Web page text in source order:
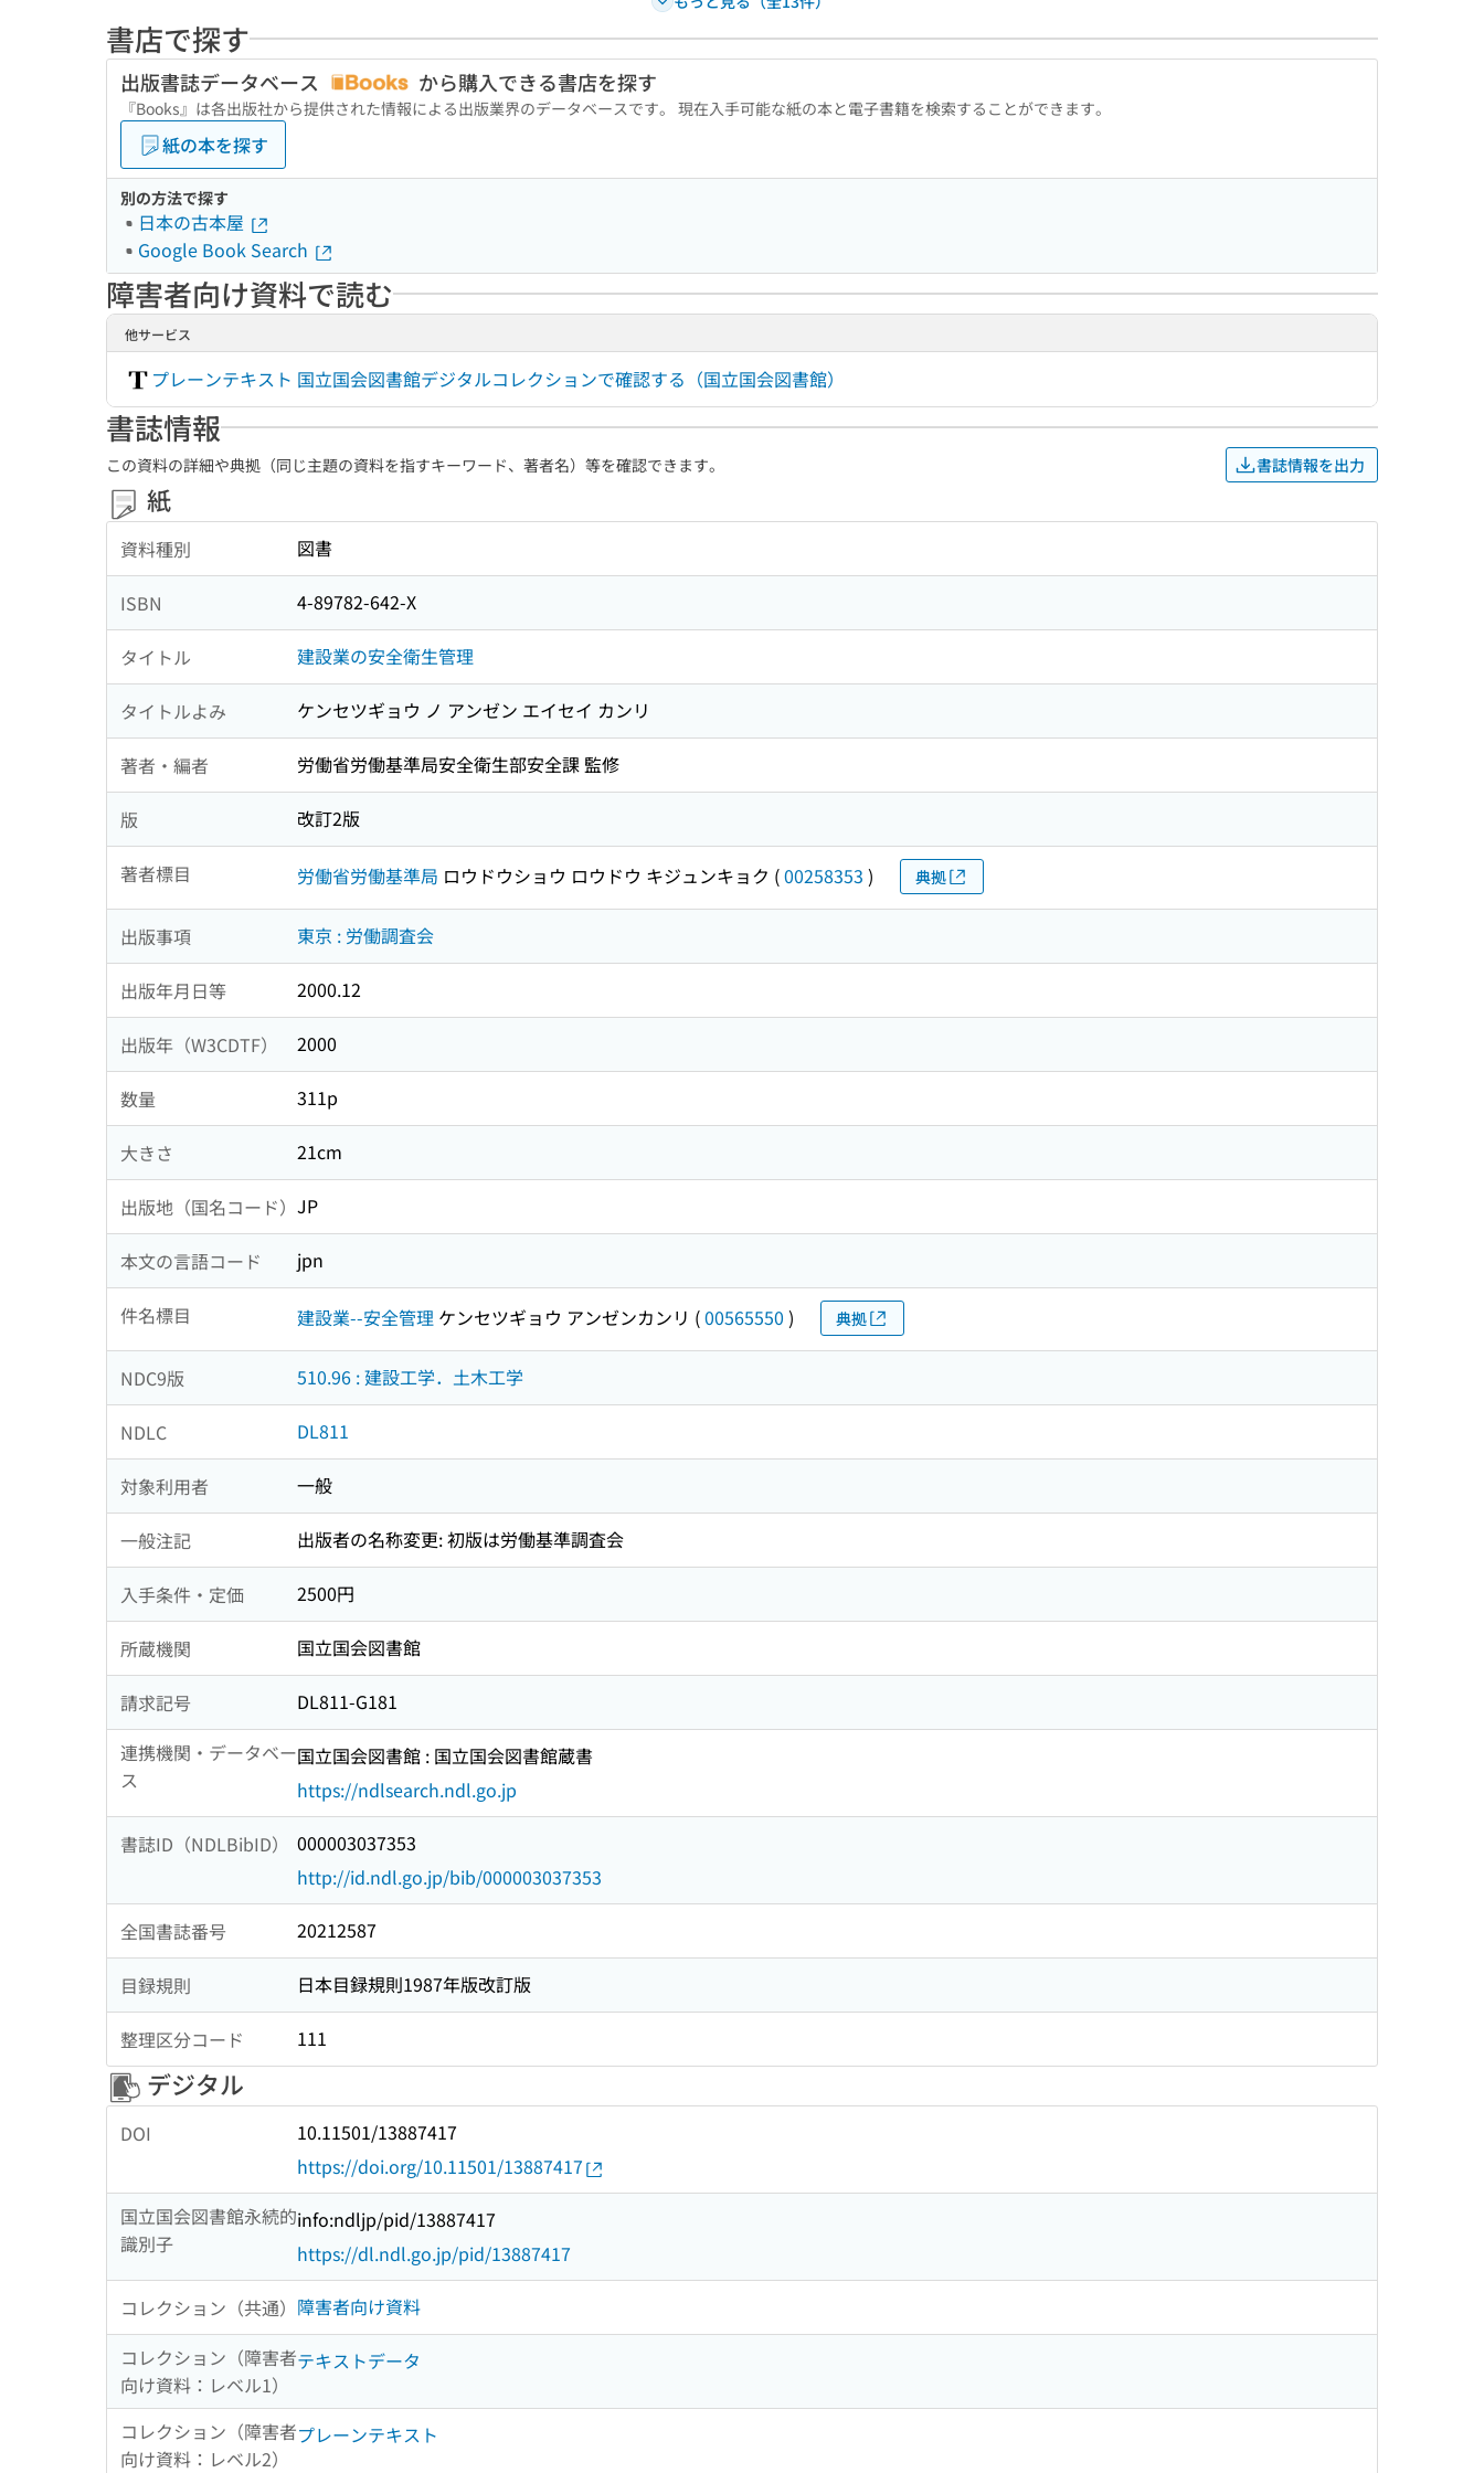
書店で探す
出版書誌データベース から購入できる書店を探す
『Books』は各出版社から提供された情報による出版業界のデータベースです。 現在入手可能な紙の本と電子書籍を検索することができます。
紙の本を探す
別の方法で探す
日本の古本屋
Google Book Search
障害者向け資料で読む
他サービス
プレーンテキスト 国立国会図書館デジタルコレクションで確認する（国立国会図書館）
書誌情報
この資料の詳細や典拠（同じ主題の資料を指すキーワード、著者名）等を確認できます。 書誌情報を出力
紙
資料種別 図書
ISBN 4-89782-642-X
タイトル 建設業の安全衛生管理
タイトルよみ ケンセツギョウ ノ アンゼン エイセイ カンリ
著者・編者 労働省労働基準局安全衛生部安全課 監修
版 改訂2版
著者標目 労働省労働基準局 ロウドウショウ ロウドウ キジュンキョク (00258353 ) 典拠
出版事項 東京 : 労働調査会
出版年月日等 2000.12
出版年（W3CDTF） 2000
数量 311p
大きさ 21cm
出版地（国名コード） JP
本文の言語コード jpn
件名標目 建設業--安全管理 ケンセツギョウ アンゼンカンリ (00565550 ) 典拠
NDC9版 510.96 : 建設工学．土木工学
NDLC DL811
対象利用者 一般
一般注記 出版者の名称変更: 初版は労働基準調査会
入手条件・定価 2500円
所蔵機関 国立国会図書館
請求記号
DL811-G181
連携機関・データベー
ス
国立国会図書館 : 国立国会図書館蔵書
https://ndlsearch.ndl.go.jp
書誌ID（NDLBibID）
000003037353
http://id.ndl.go.jp/bib/000003037353
全国書誌番号 20212587
目録規則 日本目録規則1987年版改訂版
整理区分コード 111
デジタル
DOI
10.11501/13887417
https://doi.org/10.11501/13887417
国立国会図書館永続的
識別子
info:ndljp/pid/13887417
https://dl.ndl.go.jp/pid/13887417
コレクション（共通） 障害者向け資料
コレクション（障害者
向け資料：レベル1）
テキストデータ
コレクション（障害者
向け資料：レベル2）
プレーンテキスト